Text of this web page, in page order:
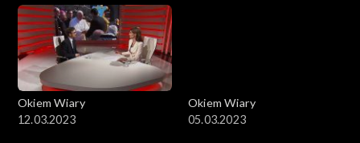
Okiem Wiary
12.03.2023
Okiem Wiary
05.03.2023